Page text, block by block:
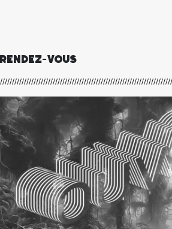
RENDEZ-VOUS